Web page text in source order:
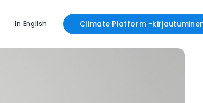
In English Climate Platform -